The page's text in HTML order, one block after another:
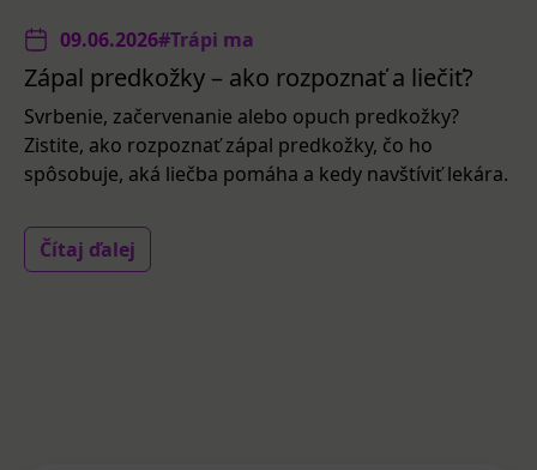
09.06.2026#Trápi ma
Zápal predkožky – ako rozpoznať a liečiť?
Svrbenie, začervenanie alebo opuch predkožky?
Zistite, ako rozpoznať zápal predkožky, čo ho
spôsobuje, aká liečba pomáha a kedy navštíviť lekára.
Čítaj ďalej